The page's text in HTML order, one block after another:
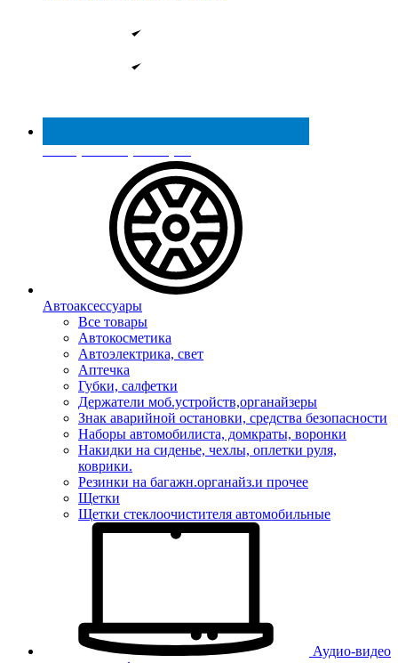
Реестр МинПромТорга
Автоаксессуары
Все товары
Автокосметика
Автоэлектрика, свет
Аптечка
Губки, салфетки
Держатели моб.устройств,органайзеры
Знак аварийной остановки, средства безопасности
Наборы автомобилиста, домкраты, воронки
Накидки на сиденье, чехлы, оплетки руля,
коврики.
Резинки на багажн.органайз.и прочее
Щетки
Щетки стеклоочистителя автомобильные
Аудио-видео